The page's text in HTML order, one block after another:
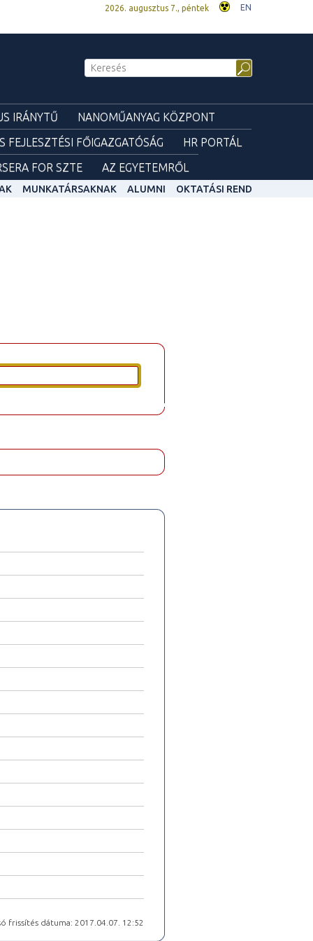
2026. augusztus 7., péntek EN
IRÁNYTŰ
NANOMŰANYAG KÖZPONT
FEJLESZTÉSI FŐIGAZGATÓSÁG
HR PORTÁL
FOR SZTE AZ EGYETEMRŐL
MUNKATÁRSAKNAK ALUMNI OKTATÁSI REND
frissítés dátuma: 2017.04.07. 12:52